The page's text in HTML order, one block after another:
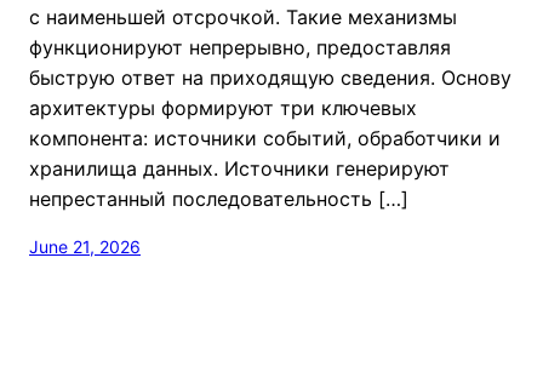
с наименьшей отсрочкой. Такие механизмы
функционируют непрерывно, предоставляя
быструю ответ на приходящую сведения. Основу
архитектуры формируют три ключевых
компонента: источники событий, обработчики и
хранилища данных. Источники генерируют
непрестанный последовательность […]
June 21, 2026